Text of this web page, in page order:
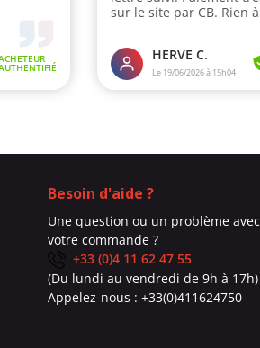
Besoin d'aide ?
Une question ou un problème avec
votre commande ?
+33 (0)4 11 62 47 55
(Du lundi au vendredi de 9h à 17h)
Appelez-nous : +33(0)411624750